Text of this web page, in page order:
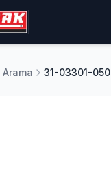
Arama 31-03301-050